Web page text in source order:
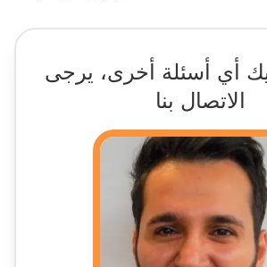
أي أسئلة أخرى، يرجى
الاتصال بنا